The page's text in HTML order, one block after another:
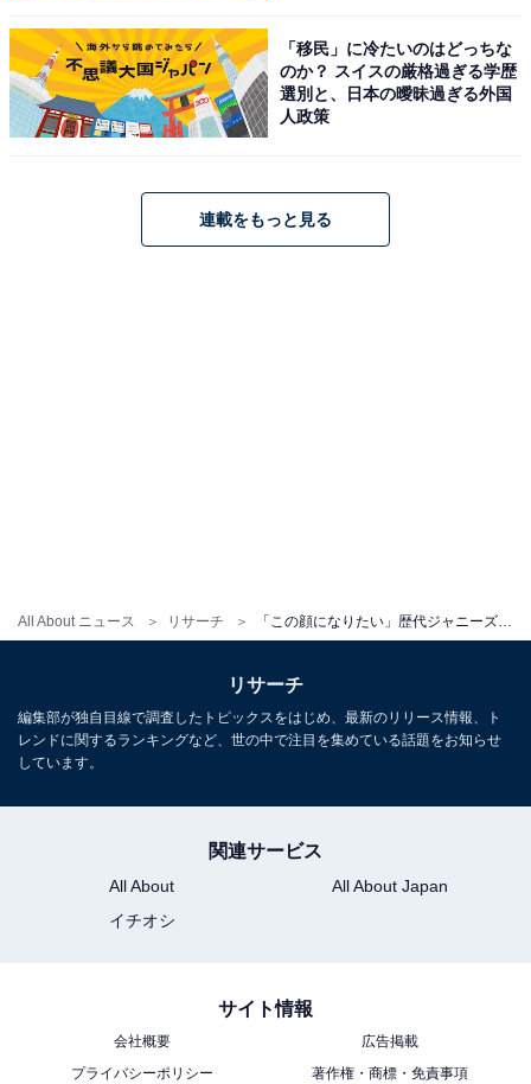
All About ニュース リサーチ
View this post on Instagram
「キンプリ」ことKing & Princeのメンバーである平野さ
ん。ちょっぴり天然な部分が好きというファンも多いと
思いますが、演技や歌、雑誌の表紙などで見せる表情は
イケメンそのもの。
回答者からは、「一番男前だし性格もいい（30代男
性）」「顔が圧倒的にイケメンで誰が見てもかっこいい
と思う顔だからです！（20代女性）」「殿堂入りするほ
どのイケメンなので。いつ見ても美しい（30代女性）」
などの声が寄せられました。
「移民」に冷たいのはどっちな
のか？ スイスの厳格過ぎる学歴
選別と、日本の曖昧過ぎる外国
人政策
連載をもっと見る
リサーチ
編集部が独自目線で調査したトピックスをはじめ、最新のリリース情報、ト
レンドに関するランキングなど、世の中で注目を集めている話題をお知らせ
しています。
関連サービス
All About
All About Japan
イチオシ
サイト情報
会社概要
広告掲載
プライバシーポリシー
著作権・商標・免責事項